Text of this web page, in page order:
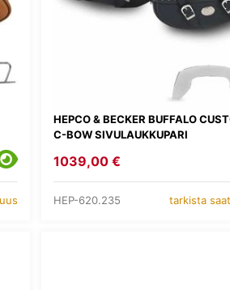
HEPCO & BECKER BUFFALO
C-BOW SIVULAUKKUPARI
1039,00 €
HEP-620.235 tarkista